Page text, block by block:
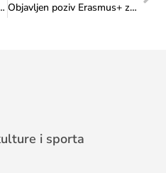
sportske infrastrukture i institucija kulture
Objavljen poziv Erasmus+ za 2026. godinu
i sporta